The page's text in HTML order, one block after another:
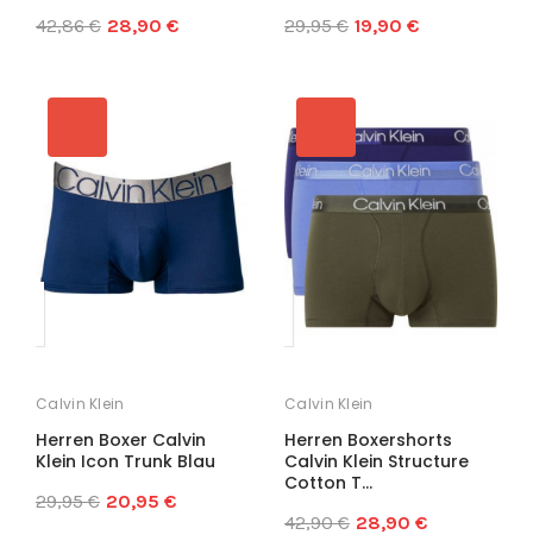
42,86 € 28,90 € 29,95 € 19,90 €
Calvin Klein
Herren Boxer Calvin
Klein Icon Trunk Blau
29,95 € 20,95 €
Calvin Klein
Herren Boxershorts
Calvin Klein Structure
Cotton T...
42,90 € 28,90 €